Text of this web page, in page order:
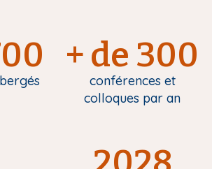
+ de 300
conférences et
colloques par an